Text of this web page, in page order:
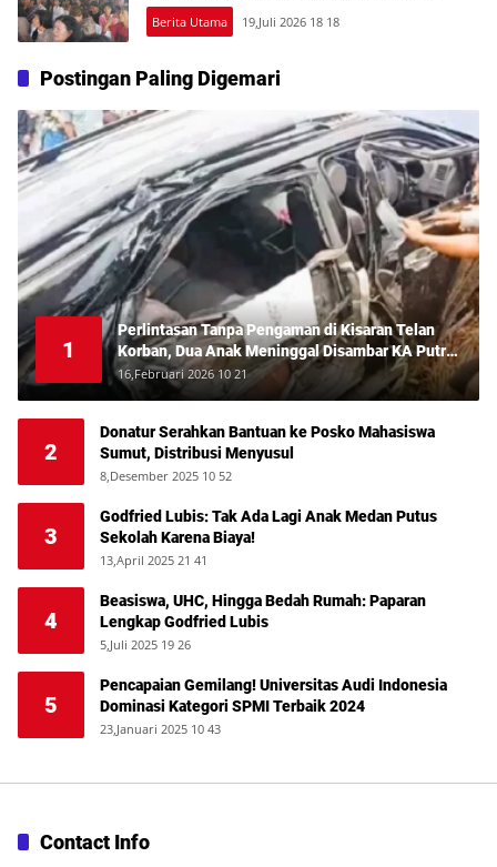
Berita Utama 19,Juli 2026 18 18
Postingan Paling Digemari
1
Perlintasan Tanpa Pengaman di Kisaran Telan
Korban, Dua Anak Meninggal Disambar KA Putri
Deli
16,Februari 2026 10 21
2
Donatur Serahkan Bantuan ke Posko Mahasiswa
Sumut, Distribusi Menyusul
8,Desember 2025 10 52
3
Godfried Lubis: Tak Ada Lagi Anak Medan Putus
Sekolah Karena Biaya!
13,April 2025 21 41
4
Beasiswa, UHC, Hingga Bedah Rumah: Paparan
Lengkap Godfried Lubis
5,Juli 2025 19 26
5
Pencapaian Gemilang! Universitas Audi Indonesia
Dominasi Kategori SPMI Terbaik 2024
23,Januari 2025 10 43
Contact Info